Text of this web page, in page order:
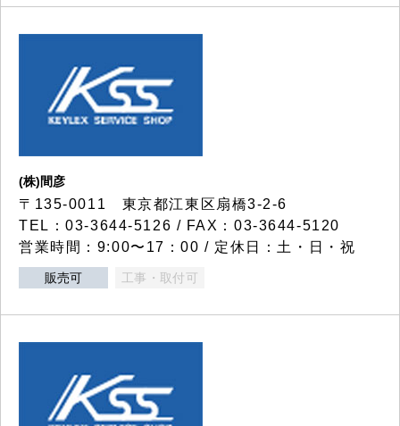
(株)間彦
〒135-0011 東京都江東区扇橋3-2-6
TEL：03-3644-5126 / FAX：03-3644-5120
営業時間：9:00〜17：00 / 定休日：土・日・祝
販売可 工事・取付可